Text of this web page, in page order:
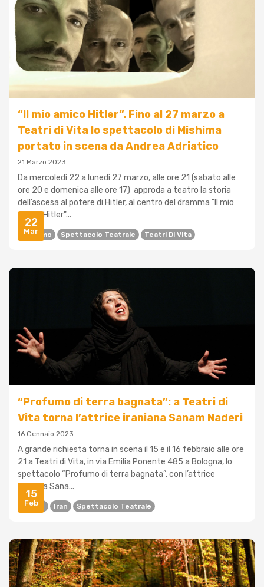
22
Mar
“Il mio amico Hitler”. Fino al 27 marzo a
Teatri di Vita lo spettacolo di Mishima
portato in scena da Andrea Adriatico
21 Marzo 2023
Da mercoledì 22 a lunedì 27 marzo, alle ore 21 (sabato alle
ore 20 e domenica alle ore 17) approda a teatro la storia
dell’ascesa al potere di Hitler, al centro del dramma "Il mio
amico Hitler"...
Nazismo Spettacolo Teatrale Teatri Di Vita
15
Feb
“Profumo di terra bagnata”: a Teatri di
Vita torna l’attrice iraniana Sanam Naderi
16 Gennaio 2023
A grande richiesta torna in scena il 15 e il 16 febbraio alle ore
21 a Teatri di Vita, in via Emilia Ponente 485 a Bologna, lo
spettacolo “Profumo di terra bagnata”, con l’attrice
iraniana Sana...
Donne Iran Spettacolo Teatrale